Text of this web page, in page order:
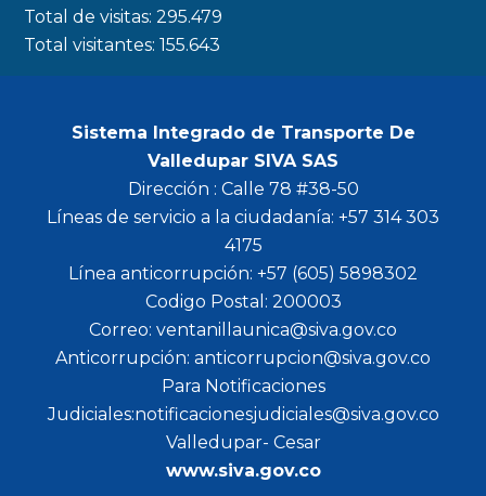
Total de visitas:295.479
Total visitantes:155.643
Sistema Integrado de Transporte De
Valledupar SIVA SAS
Dirección : Calle 78 #38-50
Líneas de servicio a la ciudadanía: +57 314 303
4175
Línea anticorrupción: +57 (605) 5898302
Codigo Postal: 200003
Correo: ventanillaunica@siva.gov.co
Anticorrupción: anticorrupcion@siva.gov.co
Para Notificaciones
Judiciales:notificacionesjudiciales@siva.gov.co
Valledupar- Cesar
www.siva.gov.co